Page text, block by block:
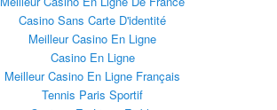
Casino Sans Carte D'identité
Meilleur Casino En Ligne
Casino En Ligne
Meilleur Casino En Ligne Français
Tennis Paris Sportif